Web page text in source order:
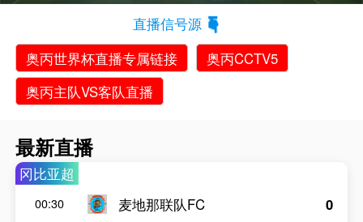
直播信号源
奥丙世界杯直播专属链接
奥丙CCTV5
奥丙主队VS客队直播
最新直播
冈比亚超
00:30
麦地那联队FC
0